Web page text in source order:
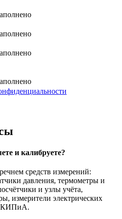
и калибруете?
средств измерений:
давления, термометры и
и узлы учёта,
измерители электрических
КИПиА.